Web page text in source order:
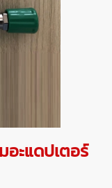
อะแดปเตอร์